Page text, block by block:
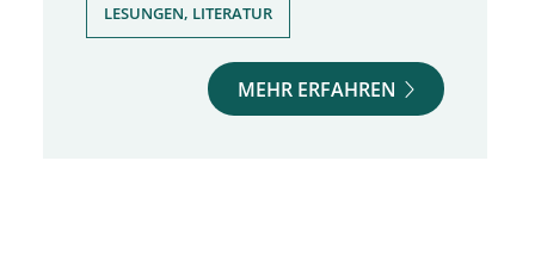
LESUNGEN, LITERATUR
MEHR ERFAHREN